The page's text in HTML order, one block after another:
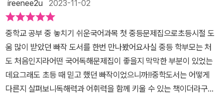
ireenee2u 2023-11-02
중학교 공부 중 놓치기 쉬운국어과목 첫 중등문제집으로초등시절 도
움 많이 받았던 빠작 도서를 한번 만나봤어요사실 중등 학부모는 처
도 처음인지라어떤 국어독해문제집이 좋을지 막막한 부분이 있었는
데요그래도 초등 때 믿고 했던 빠작이었으니까!!중학도서는 어떻게
다른지 살펴보니독해력과 어휘력을 함께 키울 수 있는 책이더라구요